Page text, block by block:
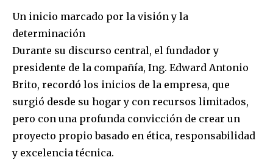
Un inicio marcado por la visión y la
determinación
Durante su discurso central, el fundador y
presidente de la compañía, Ing. Edward Antonio
Brito, recordó los inicios de la empresa, que
surgió desde su hogar y con recursos limitados,
pero con una profunda convicción de crear un
proyecto propio basado en ética, responsabilidad
y excelencia técnica.